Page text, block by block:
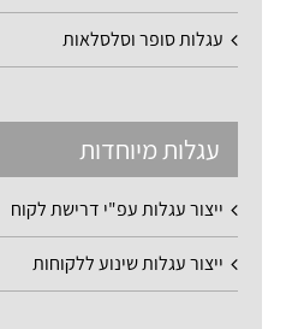
עגלות סופר וסלסלאות
עגלות מיוחדות
ייצור עגלות עפ"י דרישת לקוח
ייצור עגלות שינוע ללקוחות